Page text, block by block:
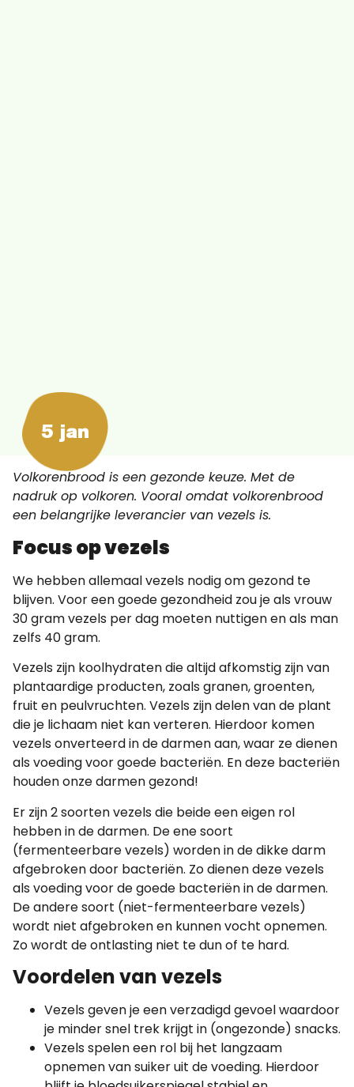
5 jan
Volkorenbrood is een gezonde keuze. Met de
nadruk op volkoren. Vooral omdat volkorenbrood
een belangrijke leverancier van vezels is.
Focus op vezels
We hebben allemaal vezels nodig om gezond te
blijven. Voor een goede gezondheid zou je als vrouw
30 gram vezels per dag moeten nuttigen en als man
zelfs 40 gram.
Vezels zijn koolhydraten die altijd afkomstig zijn van
plantaardige producten, zoals granen, groenten,
fruit en peulvruchten. Vezels zijn delen van de plant
die je lichaam niet kan verteren. Hierdoor komen
vezels onverteerd in de darmen aan, waar ze dienen
als voeding voor goede bacteriën. En deze bacteriën
houden onze darmen gezond!
Er zijn 2 soorten vezels die beide een eigen rol
hebben in de darmen. De ene soort
(fermenteerbare vezels) worden in de dikke darm
afgebroken door bacteriën. Zo dienen deze vezels
als voeding voor de goede bacteriën in de darmen.
De andere soort (niet-fermenteerbare vezels)
wordt niet afgebroken en kunnen vocht opnemen.
Zo wordt de ontlasting niet te dun of te hard.
Voordelen van vezels
Vezels geven je een verzadigd gevoel waardoor
je minder snel trek krijgt in (ongezonde) snacks.
Vezels spelen een rol bij het langzaam
opnemen van suiker uit de voeding. Hierdoor